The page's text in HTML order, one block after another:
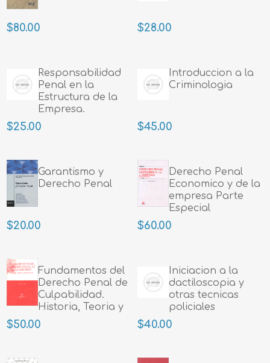
$80.00 $28.00
Responsabilidad
Penal en la
Estructura de la
Empresa.
Imputacion
juridico-penal
$25.00
Introduccion a la
Criminologia
$45.00
Garantismo y
Derecho Penal
$20.00
Derecho Penal
Economico y de la
empresa Parte
Especial
$60.00
Fundamentos del
Derecho Penal de
Culpabilidad.
Historia, Teoria y
Metodologia
$50.00
Iniciacion a la
dactiloscopia y
otras tecnicas
policiales
$40.00